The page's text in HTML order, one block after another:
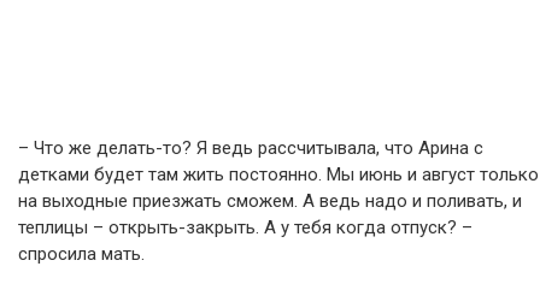
– Что же делать-то? Я ведь рассчитывала, что Арина с
детками будет там жить постоянно. Мы июнь и август только
на выходные приезжать сможем. А ведь надо и поливать, и
теплицы – открыть-закрыть. А у тебя когда отпуск? –
спросила мать.